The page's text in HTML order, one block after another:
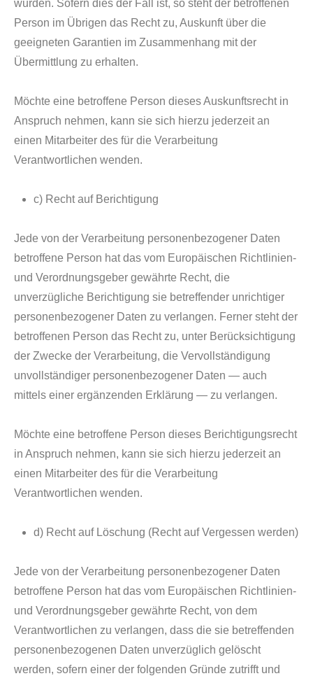
wurden. Sofern dies der Fall ist, so steht der betroffenen
Person im Übrigen das Recht zu, Auskunft über die
geeigneten Garantien im Zusammenhang mit der
Übermittlung zu erhalten.
Möchte eine betroffene Person dieses Auskunftsrecht in
Anspruch nehmen, kann sie sich hierzu jederzeit an
einen Mitarbeiter des für die Verarbeitung
Verantwortlichen wenden.
c) Recht auf Berichtigung
Jede von der Verarbeitung personenbezogener Daten
betroffene Person hat das vom Europäischen Richtlinien-
und Verordnungsgeber gewährte Recht, die
unverzügliche Berichtigung sie betreffender unrichtiger
personenbezogener Daten zu verlangen. Ferner steht der
betroffenen Person das Recht zu, unter Berücksichtigung
der Zwecke der Verarbeitung, die Vervollständigung
unvollständiger personenbezogener Daten — auch
mittels einer ergänzenden Erklärung — zu verlangen.
Möchte eine betroffene Person dieses Berichtigungsrecht
in Anspruch nehmen, kann sie sich hierzu jederzeit an
einen Mitarbeiter des für die Verarbeitung
Verantwortlichen wenden.
d) Recht auf Löschung (Recht auf Vergessen werden)
Jede von der Verarbeitung personenbezogener Daten
betroffene Person hat das vom Europäischen Richtlinien-
und Verordnungsgeber gewährte Recht, von dem
Verantwortlichen zu verlangen, dass die sie betreffenden
personenbezogenen Daten unverzüglich gelöscht
werden, sofern einer der folgenden Gründe zutrifft und